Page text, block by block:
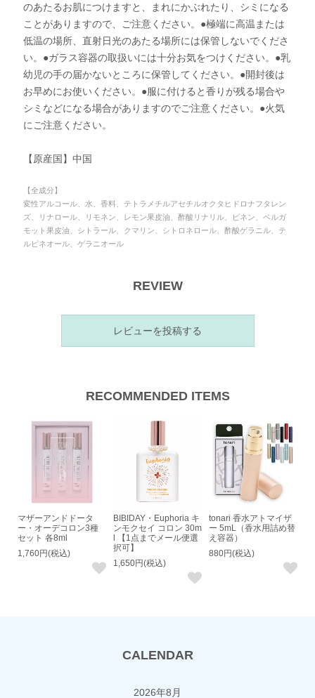
のあたるお肌につけますと、まれにかぶれたり、シミになる
ことがありますので、ご注意ください。●極端に高温または
低温の場所、直射日光のあたる場所には保管しないでくださ
い。●ガラス容器の取扱いには十分お気をつけください。●乳
幼児の手の届かないところに保管してください。●開封後は
お早めにお使いください。●服に付けると香りが残る場合や
シミなどになる場合がありますのでご注意ください。●火気
にご注意ください。
【原産国】中国
【全成分】
変性アルコール、水、香料、テトラメチルアセチルオクタヒドロナフタレン
ズ、リナロール、リモネン、レモン果皮油、酢酸リナリル、ピネン、ベルガ
モット果皮油、シトラール、クマリン、シトロネロール、酢酸ゲラニル、テ
ルピネオール、ゲラニオール
REVIEW
レビューを投稿する
RECOMMENDED ITEMS
マザーアンドドータ
ー・オーデコロン3種
セット 各8ml
1,760円(税込)
BIBIDAY・Euphoria キ
ンモクセイ コロン 30m
l 【1点までメール便選
択可】
1,650円(税込)
tonari 香水アトマイザ
ー 5mL（香水用詰め替
え容器）
880円(税込)
CALENDAR
2026年8月